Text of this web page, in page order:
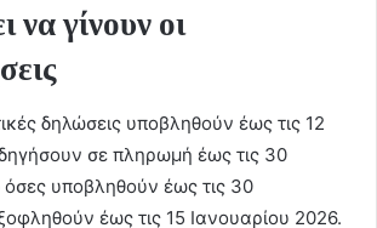
γίνουν οι
δηλώσεις υποβληθούν έως τις 12
σε πληρωμή έως τις 30
υποβληθούν έως τις 30
έως τις 15 Ιανουαρίου 2026.